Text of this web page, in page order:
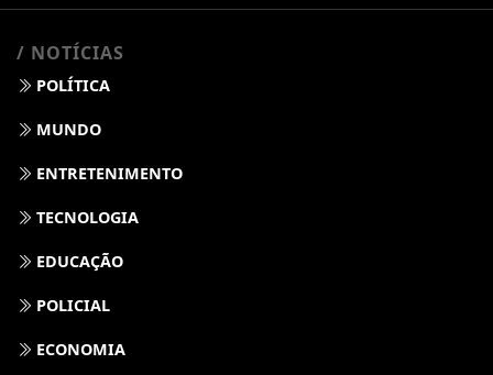
/ NOTÍCIAS
POLÍTICA
MUNDO
ENTRETENIMENTO
TECNOLOGIA
EDUCAÇÃO
POLICIAL
ECONOMIA